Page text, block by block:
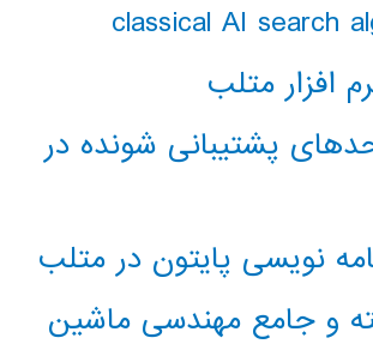
افزار متلب
پشتیبانی شونده در
نویسی پایتون در متلب
و جامع مهندسی ماشین